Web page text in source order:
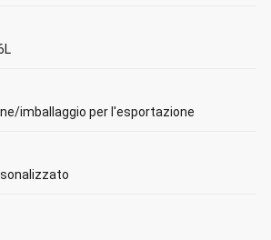
imballaggio per l'esportazione